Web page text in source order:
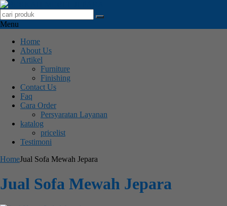
Menu
Home
About Us
Artikel
Furniture
Finishing
Contact Us
Faq
Cara Order
Persyaratan Layanan
katalog
pricelist
Testimoni
HomeJual Sofa Mewah Jepara
Jual Sofa Mewah Jepara